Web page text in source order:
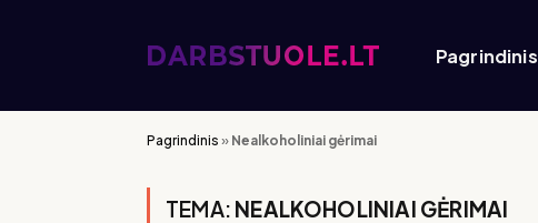
Pagrindinis
Pagrindinis » Nealkoholiniai gėrimai
TEMA: NEALKOHOLINIAI GĖRIMAI